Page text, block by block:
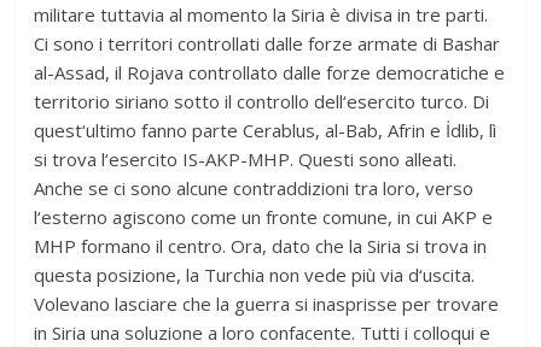
militare tuttavia al momento la Siria è divisa in tre parti.
Ci sono i territori controllati dalle forze armate di Bashar
al-Assad, il Rojava controllato dalle forze democratiche e
territorio siriano sotto il controllo dell‘esercito turco. Di
quest‘ultimo fanno parte Cerablus, al-Bab, Afrin e İdlib, lì
si trova l‘esercito IS-AKP-MHP. Questi sono alleati.
Anche se ci sono alcune contraddizioni tra loro, verso
l‘esterno agiscono come un fronte comune, in cui AKP e
MHP formano il centro. Ora, dato che la Siria si trova in
questa posizione, la Turchia non vede più via d‘uscita.
Volevano lasciare che la guerra si inasprisse per trovare
in Siria una soluzione a loro confacente. Tutti i colloqui e